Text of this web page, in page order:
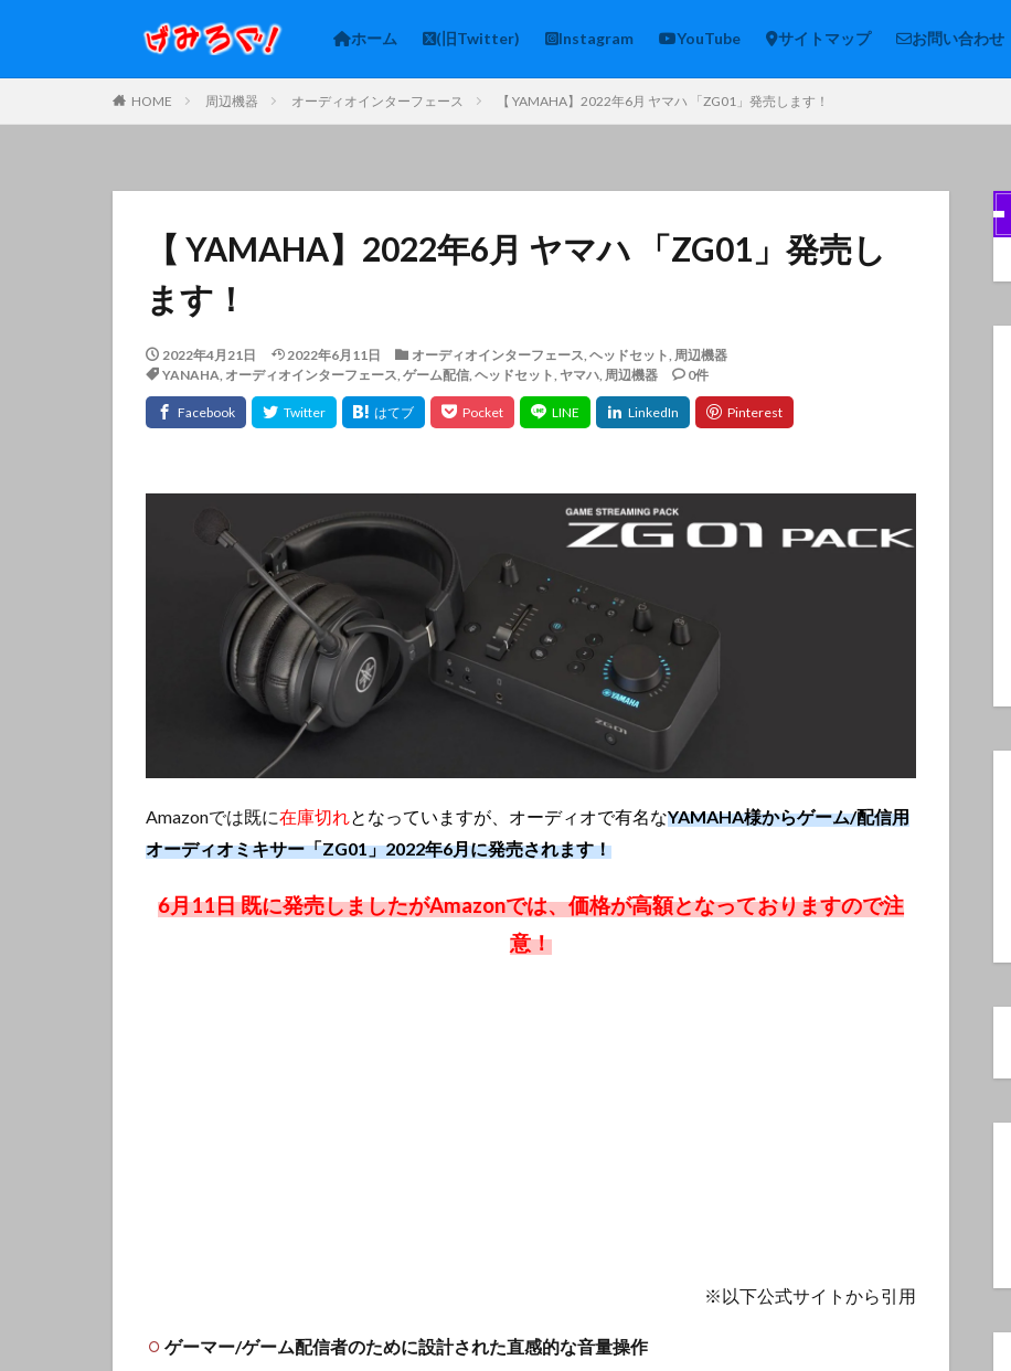
ホーム (旧Twitter) Instagram YouTube サイトマップ お問い合わせ
HOME 周辺機器 オーディオインターフェース 【 YAMAHA】2022年6月 ヤマハ 「ZG01」発売します！
【 YAMAHA】2022年6月 ヤマハ 「ZG01」発売し
ます！
2022年4月21日 2022年6月11日 オーディオインターフェース, ヘッドセット, 周辺機器
YANAHA, オーディオインターフェース, ゲーム配信, ヘッドセット, ヤマハ, 周辺機器 0件
Amazonでは既に在庫切れとなっていますが、オーディオで有名なYAMAHA様からゲーム/配信用
オーディオミキサー「ZG01」2022年6月に発売されます！
6月11日 既に発売しましたがAmazonでは、価格が高額となっておりますので注
意！
※以下公式サイトから引用
ゲーマー/ゲーム配信者のために設計された直感的な音量操作